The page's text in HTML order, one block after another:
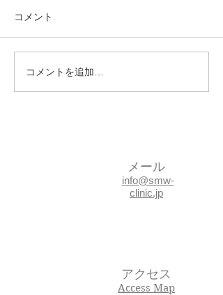
コメント
コメントを追加…
メール
info@smw-
clinic.jp
アクセス
Access Map